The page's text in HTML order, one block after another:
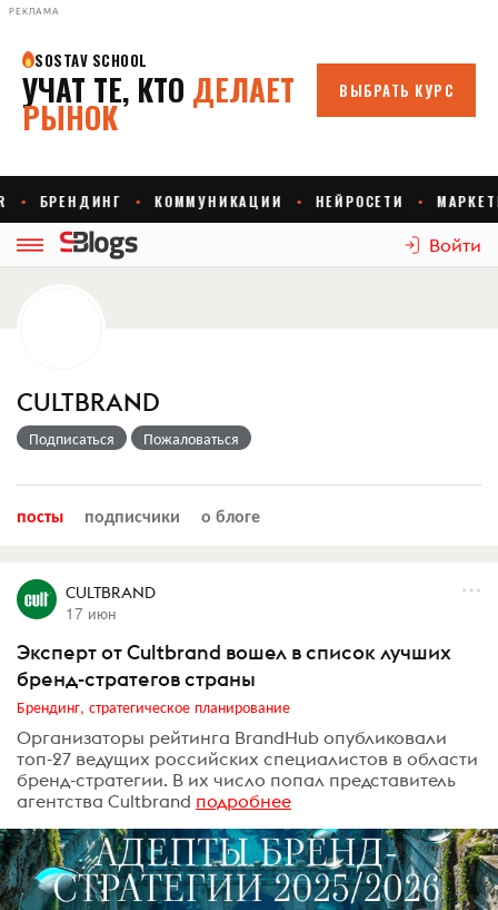
РЕКЛАМА
Войти
CULTBRAND
Подписаться Пожаловаться
посты подписчики о блоге
CULTBRAND
17 июн
Эксперт от Cultbrand вошел в список лучших
бренд-стратегов страны
Брендинг, стратегическое планирование
Организаторы рейтинга BrandHub опубликовали
топ-27 ведущих российских специалистов в области
бренд-стратегии. В их число попал представитель
агентства Cultbrand подробнее